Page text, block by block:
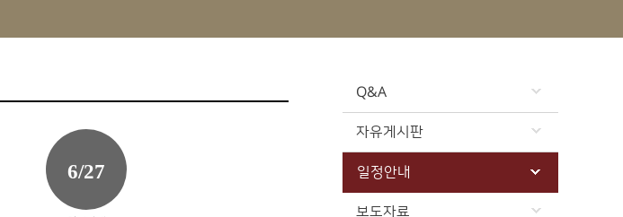
Q&A
자유게시판
일정안내
보도자료
6/27